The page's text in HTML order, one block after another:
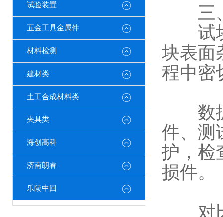
试验装置
五金工具金属件
材料检测
建材类
土工合成材料类
夹具类
海创高科
济南朗睿
乐陵中回
三、
试块
块表面
程中密
数据
件、测
护，检
损件。
对比